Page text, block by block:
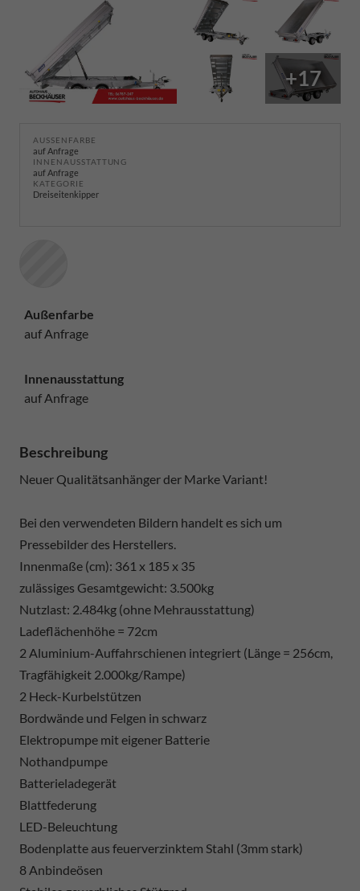
+17
AUSSENFARBE
auf Anfrage
INNENAUSSTATTUNG
auf Anfrage
KATEGORIE
Dreiseitenkipper
Außenfarbe
auf Anfrage
Innenausstattung
auf Anfrage
Beschreibung
Neuer Qualitätsanhänger der Marke Variant!
Bei den verwendeten Bildern handelt es sich um
Pressebilder des Herstellers.
Innenmaße (cm): 361 x 185 x 35
zulässiges Gesamtgewicht: 3.500kg
Nutzlast: 2.484kg (ohne Mehrausstattung)
Ladeflächenhöhe = 72cm
2 Aluminium-Auffahrschienen integriert (Länge = 256cm,
Tragfähigkeit 2.000kg/Rampe)
2 Heck-Kurbelstützen
Bordwände und Felgen in schwarz
Elektropumpe mit eigener Batterie
Nothandpumpe
Batterieladegerät
Blattfederung
LED-Beleuchtung
Bodenplatte aus feuerverzinktem Stahl (3mm stark)
8 Anbindeösen